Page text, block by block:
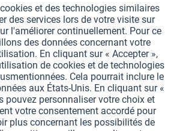
la TVA et sont indiqués horsfrais de port.
cookies Demander le catalogue
Newsletter Qui sommes nous ?
Aktiv
et des technologies similaires
des services lors de votre visite sur
l'améliorer continuellement. Pour ce
des données concernant votre
En cliquant sur « Accepter »,
de cookies et de technologies
Cela pourrait inclure le
aux États-Unis. En cliquant sur «
pouvez personnaliser votre choix et
votre consentement accordé pour
plus concernant les possibilités de